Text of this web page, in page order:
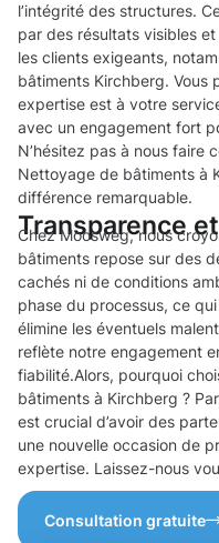
l’intégrité des structures.
par des résultats visibles
les clients exigeants,
bâtiments Kirchberg. Vous
expertise est à votre
avec un engagement fort
N’hésitez pas à nous faire
Nettoyage de bâtiments à
différence remarquable.
Transparence
Chez Moosweg, nous
bâtiments repose sur des
cachés ni de conditions
phase du processus, ce
élimine les éventuels
reflète notre engagement
fiabilité.Alors, pourquoi
bâtiments à Kirchberg ?
est crucial d’avoir des
une nouvelle occasion de
expertise. Laissez-nous
Consultation gratuite